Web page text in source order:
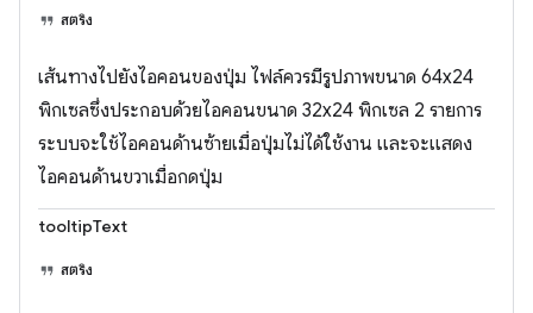
สตริง
เส้นทางไปยังไอคอนของปุ่ม ไฟล์ควรมีรูปภาพขนาด 64x24
พิกเซลซึ่งประกอบด้วยไอคอนขนาด 32x24 พิกเซล 2 รายการ
ระบบจะใช้ไอคอนด้านซ้ายเมื่อปุ่มไม่ได้ใช้งาน และจะแสดง
ไอคอนด้านขวาเมื่อกดปุ่ม
tooltipText
สตริง